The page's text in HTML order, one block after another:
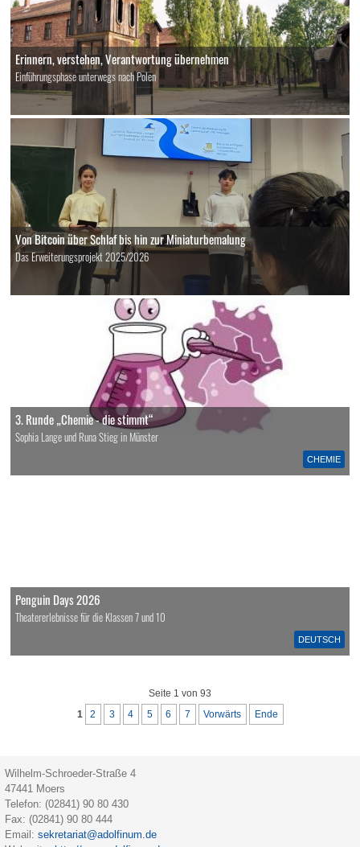
Erinnern, verstehen, Verantwortung übernehmen
Einführungsphase unterwegs nach Polen
Von Bitcoin über Schlaf bis hin zur Miniaturbemalung
Das Erweiterungsprojekt 2025/2026
CHEMIE
3. Runde „Chemie - die stimmt“
Sophia Lange und Runa Stieg in Münster
DEUTSCH
Penguin Days 2026
Theatererlebnisse für die Klassen 7 und 10
Seite 1 von 93
1 2 3 4 5 6 7 Vorwärts Ende
Wilhelm-Schroeder-Straße 4
47441 Moers
Telefon: (02841) 90 80 430
Fax: (02841) 90 80 444
Email:sekretariat@adolfinum.de